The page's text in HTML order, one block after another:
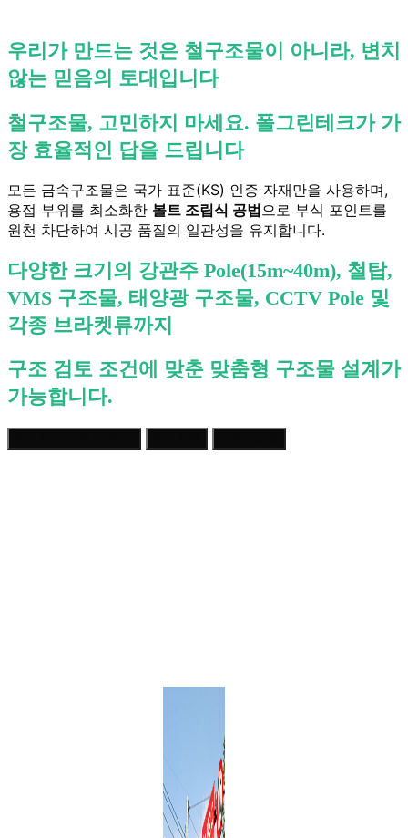
우리가 만드는 것은 철구조물이 아니라, 변치
않는 믿음의 토대입니다
철구조물, 고민하지 마세요. 폴그린테크가 가
장 효율적인 답을 드립니다
모든 금속구조물은 국가 표준(KS) 인증 자재만을 사용하며,
용접 부위를 최소화한 볼트 조립식 공법으로 부식 포인트를
원천 차단하여 시공 품질의 일관성을 유지합니다.
다양한 크기의 강관주 Pole(15m~40m), 철탑,
VMS 구조물, 태양광 구조물, CCTV Pole 및
각종 브라켓류까지
구조 검토 조건에 맞춘 맞춤형 구조물 설계가
가능합니다.